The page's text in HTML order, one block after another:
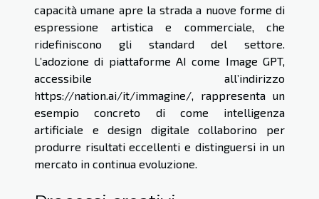
capacità umane apre la strada a nuove forme di
espressione artistica e commerciale, che
ridefiniscono gli standard del settore.
L’adozione di piattaforme AI come Image GPT,
accessibile all’indirizzo
https://nation.ai/it/immagine/, rappresenta un
esempio concreto di come intelligenza
artificiale e design digitale collaborino per
produrre risultati eccellenti e distinguersi in un
mercato in continua evoluzione.